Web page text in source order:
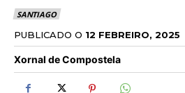
SANTIAGO
PUBLICADO O 12 FEBREIRO, 2025
Xornal de Compostela